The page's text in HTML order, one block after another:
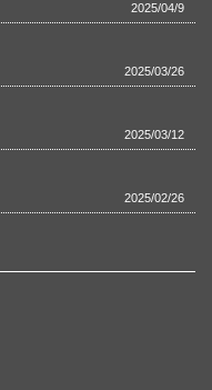
2025/04/9
2025/03/26
2025/03/12
2025/02/26